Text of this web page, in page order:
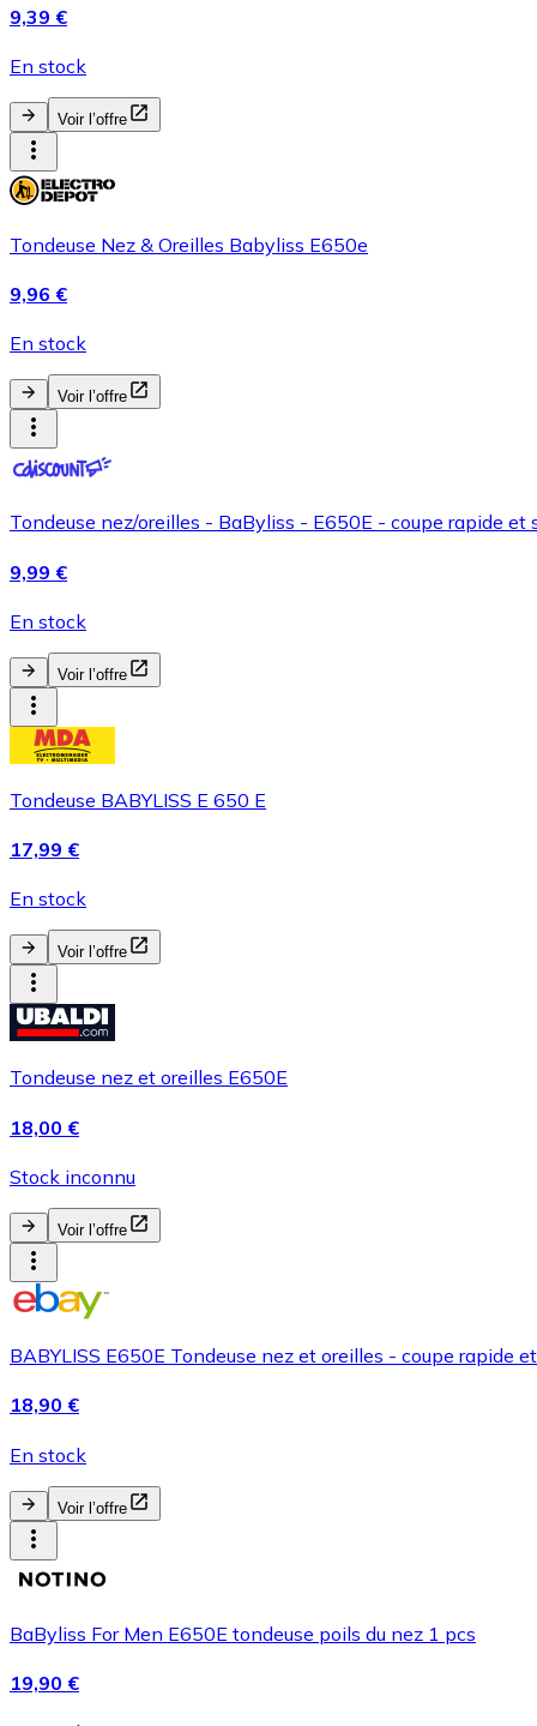
9,39 €
En stock
Voir l’offre
Tondeuse Nez & Oreilles Babyliss E650e
9,96 €
En stock
Voir l’offre
Tondeuse nez/oreilles - BaByliss - E650E - coupe rapide
9,99 €
En stock
Voir l’offre
Tondeuse BABYLISS E 650 E
17,99 €
En stock
Voir l’offre
Tondeuse nez et oreilles E650E
18,00 €
Stock inconnu
Voir l’offre
BABYLISS E650E Tondeuse nez et oreilles - coupe rapide
18,90 €
En stock
Voir l’offre
BaByliss For Men E650E tondeuse poils du nez 1 pcs
19,90 €